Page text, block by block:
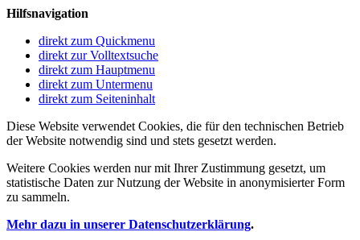
Hilfsnavigation
direkt zum Quickmenu
direkt zur Volltextsuche
direkt zum Hauptmenu
direkt zum Untermenu
direkt zum Seiteninhalt
Diese Website verwendet Cookies, die für den technischen Betrieb
der Website notwendig sind und stets gesetzt werden.
Weitere Cookies werden nur mit Ihrer Zustimmung gesetzt, um
statistische Daten zur Nutzung der Website in anonymisierter Form
zu sammeln.
Mehr dazu in unserer Datenschutzerklärung.